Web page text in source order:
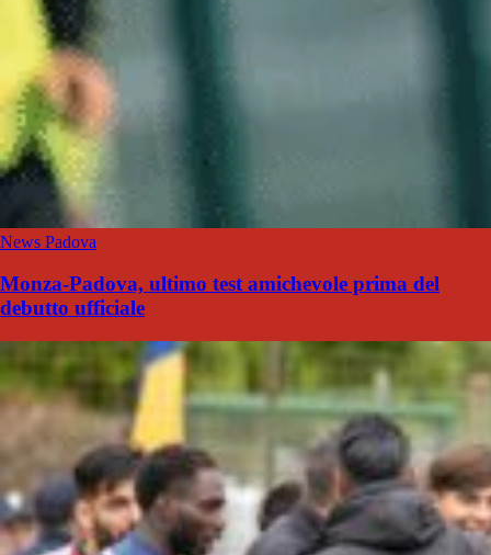
News Padova
Monza-Padova, ultimo test amichevole prima del
debutto ufficiale